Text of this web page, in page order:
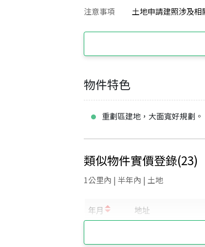
注意事項
土地申請建照涉及相
物件特色
重劃區建地，大面寬好規劃。
類似物件實價登錄(23)
1公里內 | 半年內 | 土地